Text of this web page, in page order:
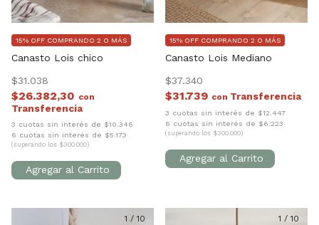
Canasto Lois chico
$31.038
15% OFF COMPRANDO 2 O MÁS
$26.382,30 con
3 cuotas sin interés de $10.346
6 cuotas sin interés de $5.173
(superando los $300.000)
Canasto Lois Mediano
$37.340
15% OFF COMPRANDO 2 O MÁS
$31.739 con
3 cuotas sin interés de $12.447
6 cuotas sin interés de $6.223
(superando los $300.000)
1 / 10 1 / 10